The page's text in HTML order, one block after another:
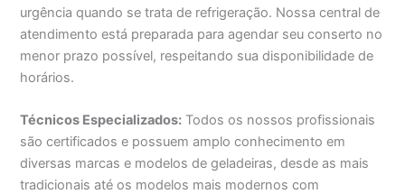
urgência quando se trata de refrigeração. Nossa central de
atendimento está preparada para agendar seu conserto no
menor prazo possível, respeitando sua disponibilidade de
horários.
Técnicos Especializados: Todos os nossos profissionais
são certificados e possuem amplo conhecimento em
diversas marcas e modelos de geladeiras, desde as mais
tradicionais até os modelos mais modernos com